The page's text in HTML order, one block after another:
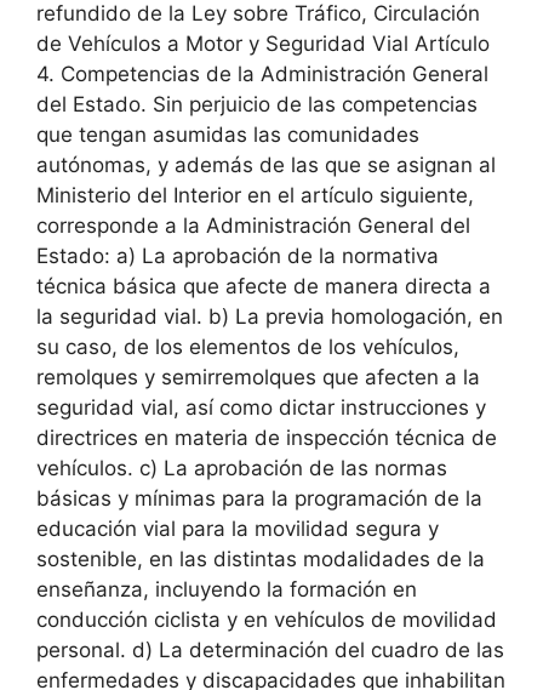
refundido de la Ley sobre Tráfico, Circulación
de Vehículos a Motor y Seguridad Vial Artículo
4. Competencias de la Administración General
del Estado. Sin perjuicio de las competencias
que tengan asumidas las comunidades
autónomas, y además de las que se asignan al
Ministerio del Interior en el artículo siguiente,
corresponde a la Administración General del
Estado: a) La aprobación de la normativa
técnica básica que afecte de manera directa a
la seguridad vial. b) La previa homologación, en
su caso, de los elementos de los vehículos,
remolques y semirremolques que afecten a la
seguridad vial, así como dictar instrucciones y
directrices en materia de inspección técnica de
vehículos. c) La aprobación de las normas
básicas y mínimas para la programación de la
educación vial para la movilidad segura y
sostenible, en las distintas modalidades de la
enseñanza, incluyendo la formación en
conducción ciclista y en vehículos de movilidad
personal. d) La determinación del cuadro de las
enfermedades y discapacidades que inhabilitan